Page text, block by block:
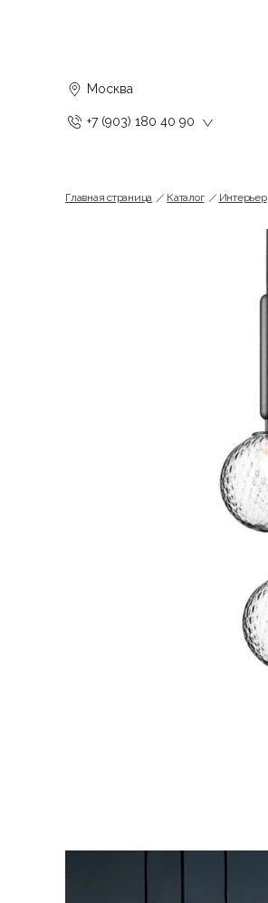
Москва
+7 (903) 180 40 90
Главная страница Каталог Интерьер